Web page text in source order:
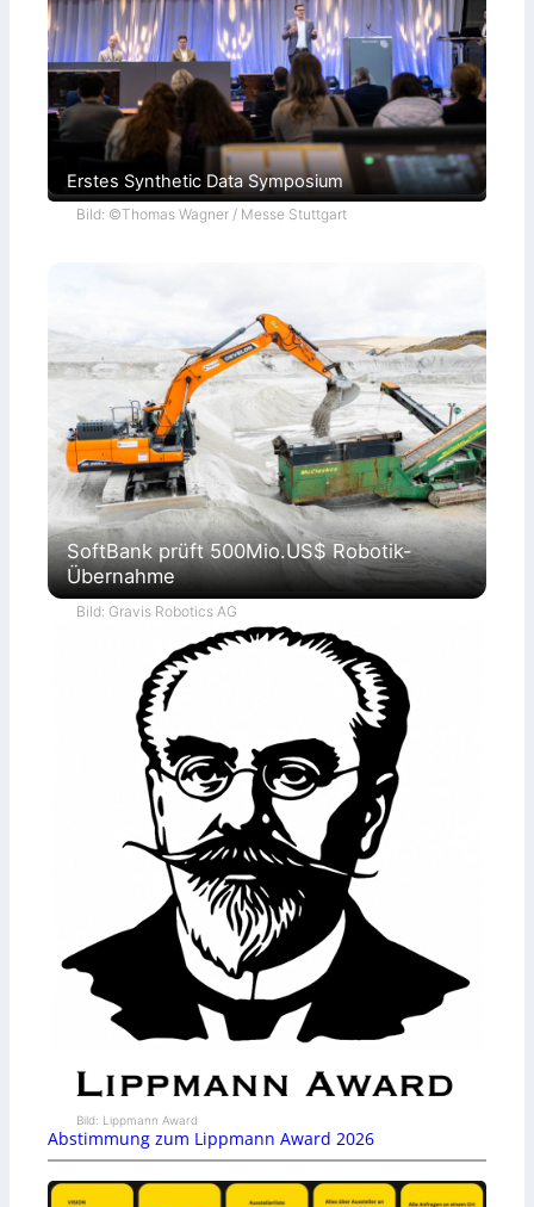
Erstes Synthetic Data Symposium
Bild: ©Thomas Wagner / Messe Stuttgart
SoftBank prüft 500Mio.US$ Robotik-
Übernahme
Bild: Gravis Robotics AG
Bild: Lippmann Award
Abstimmung zum Lippmann Award 2026